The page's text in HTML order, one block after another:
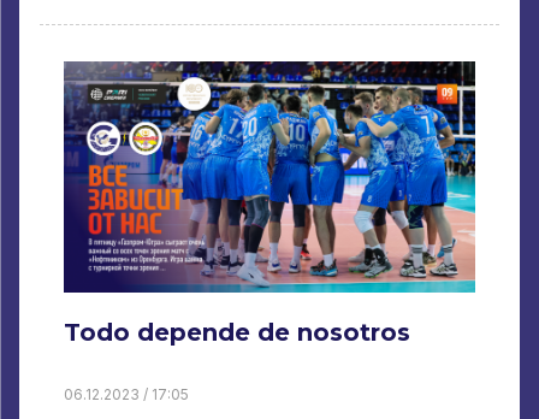
Todo depende de nosotros
06.12.2023 / 17:05